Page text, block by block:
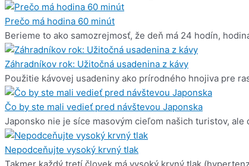
Prečo má hodina 60 minút
Berieme to ako samozrejmosť, že deň má 24 hodín,
Záhradníkov rok: Užitočná usadenina z kávy
Použitie kávovej usadeniny ako prírodného hnojiva pre
Čo by ste mali vedieť pred návštevou Japonska
Japonsko nie je síce masovým cieľom našich turistov, ale
Nepodceňujte vysoký krvný tlak